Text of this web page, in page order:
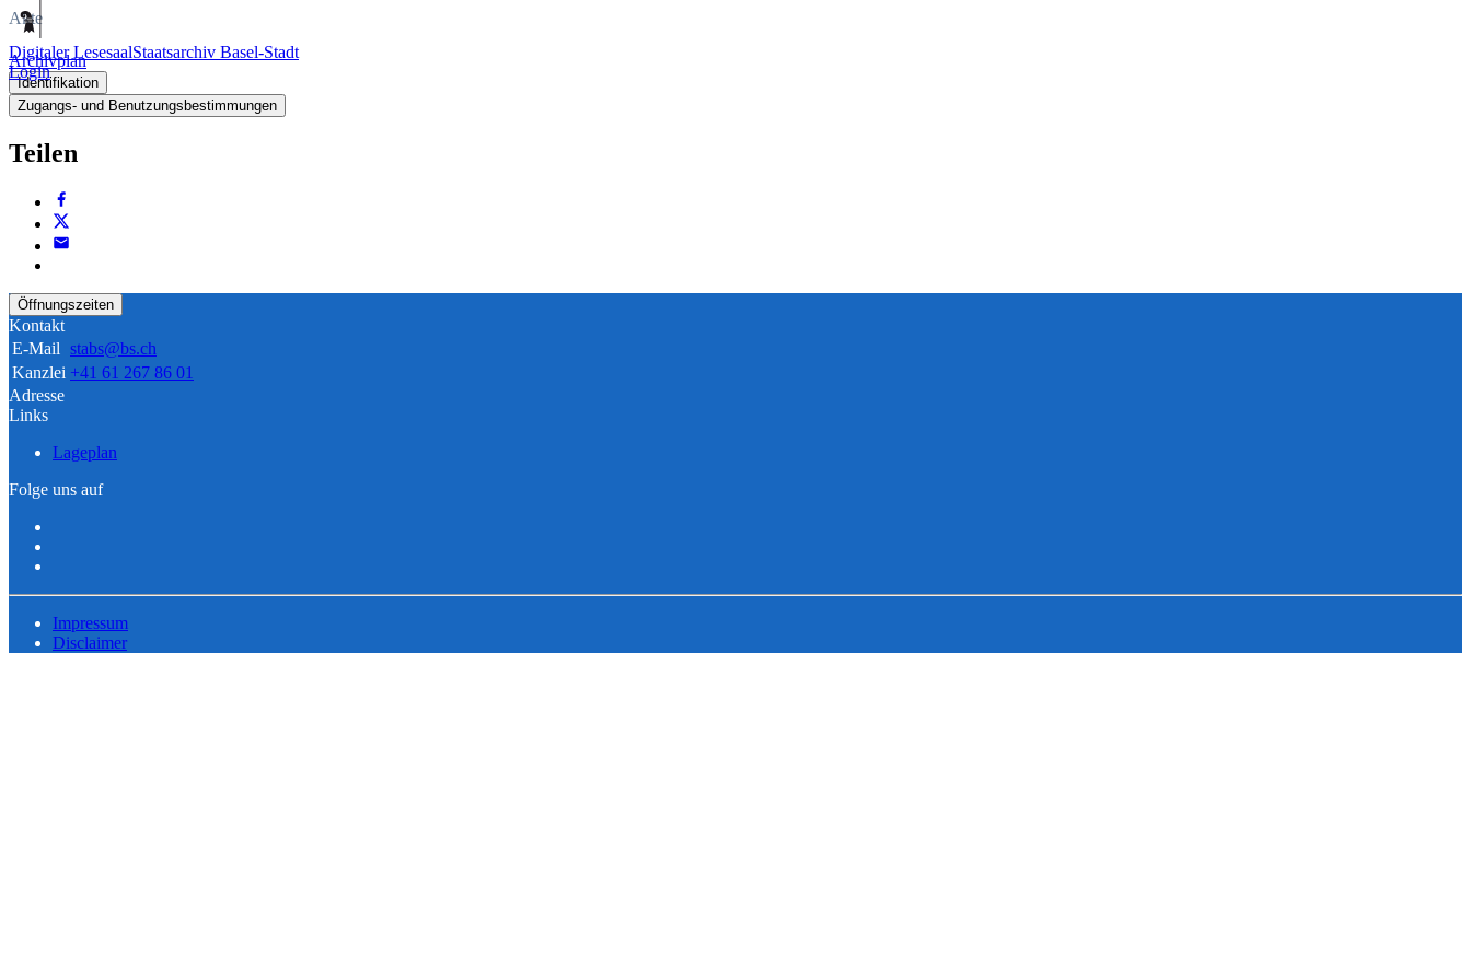
Digitaler LesesaalStaatsarchiv Basel-Stadt
Login
Akte
Archivplan
Identifikation
Zugangs- und Benutzungsbestimmungen
Teilen
Öffnungszeiten
Kontakt
E-Mail stabs@bs.ch
Kanzlei +41 61 267 86 01
Adresse
Links
Lageplan
Folge uns auf
Impressum
Disclaimer